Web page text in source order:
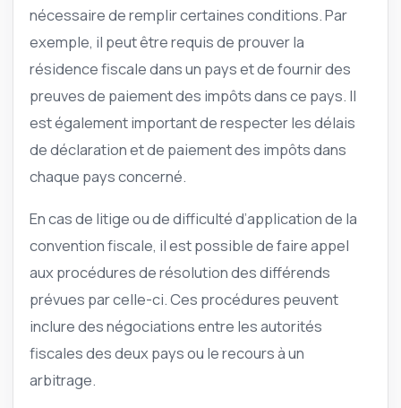
nécessaire de remplir certaines conditions. Par
exemple, il peut être requis de prouver la
résidence fiscale dans un pays et de fournir des
preuves de paiement des impôts dans ce pays. Il
est également important de respecter les délais
de déclaration et de paiement des impôts dans
chaque pays concerné.
En cas de litige ou de difficulté d’application de la
convention fiscale, il est possible de faire appel
aux procédures de résolution des différends
prévues par celle-ci. Ces procédures peuvent
inclure des négociations entre les autorités
fiscales des deux pays ou le recours à un
arbitrage.